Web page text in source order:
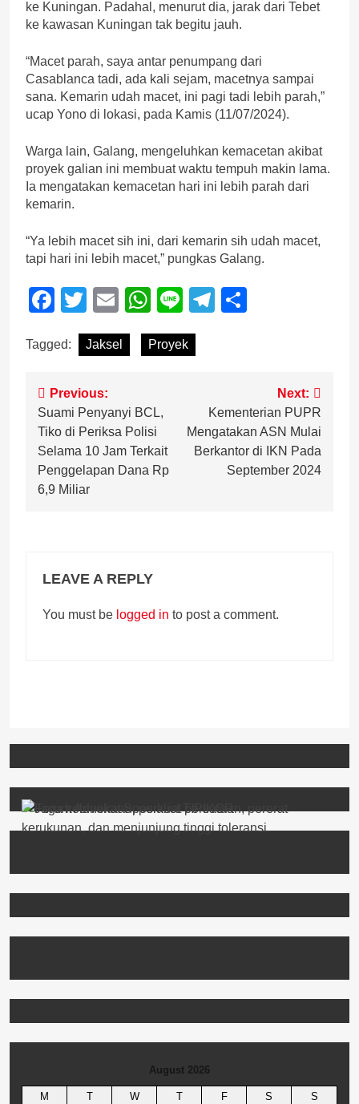
ke Kuningan. Padahal, menurut dia, jarak dari Tebet
ke kawasan Kuningan tak begitu jauh.
“Macet parah, saya antar penumpang dari
Casablanca tadi, ada kali sejam, macetnya sampai
sana. Kemarin udah macet, ini pagi tadi lebih parah,”
ucap Yono di lokasi, pada Kamis (11/07/2024).
Warga lain, Galang, mengeluhkan kemacetan akibat
proyek galian ini membuat waktu tempuh makin lama.
Ia mengatakan kemacetan hari ini lebih parah dari
kemarin.
“Ya lebih macet sih ini, dari kemarin sih udah macet,
tapi hari ini lebih macet,” pungkas Galang.
Facebook
Twitter
EmailWhatsApp
LineTelegram
Tagged: Jaksel Proyek
Post
navigation
Previous:
Suami Penyanyi BCL,
Tiko di Periksa Polisi
Selama 10 Jam Terkait
Penggelapan Dana Rp
6,9 Miliar
Next:
Kementerian PUPR
Mengatakan ASN Mulai
Berkantor di IKN Pada
September 2024
LEAVE A REPLY
You must be logged in to post a comment.
August 2026
M T W T F S
S